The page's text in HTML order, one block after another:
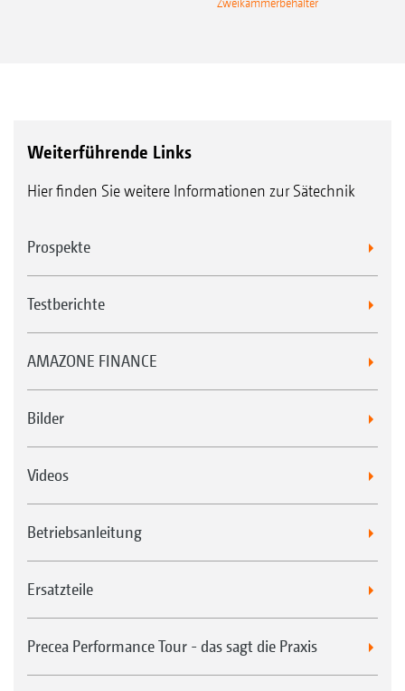
Zweikammerbehälter
Weiterführende Links
Hier finden Sie weitere Informationen zur Sätechnik
Prospekte
Testberichte
AMAZONE FINANCE
Bilder
Videos
Betriebsanleitung
Ersatzteile
Precea Performance Tour - das sagt die Praxis